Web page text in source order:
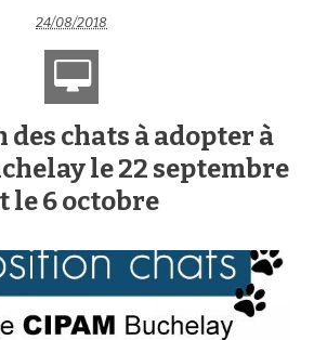
24/08/2018
chats à adopter à
le 22 septembre
le 6 octobre